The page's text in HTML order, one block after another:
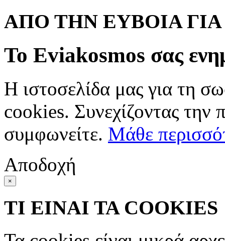
ΑΠΟ ΤΗΝ ΕΥΒΟΙΑ
Το Eviakosmos σας
Η ιστοσελίδα μας για τη
cookies. Συνεχίζοντας την
συμφωνείτε. Μάθε
Αποδοχή
×
ΤΙ ΕΙΝΑΙ ΤΑ COOKIES